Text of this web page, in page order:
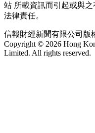
站 所載資訊而引起或與
法律責任。
信報財經新聞有限公司版
Copyright © 2026 Hong
Limited. All rights reserved.